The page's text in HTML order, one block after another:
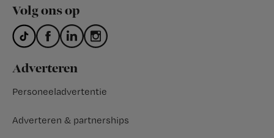
Volg ons op
Adverteren
Personeeladvertentie
Adverteren & partnerships